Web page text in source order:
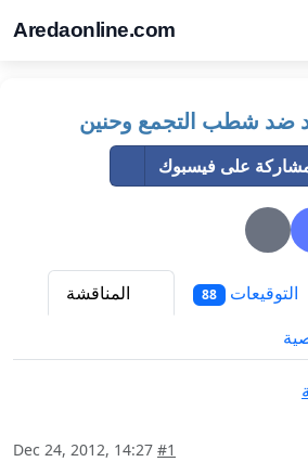
Aredaonline.com
ضد شطب التجمع وحنين
على فيسبوك
التوقيعات 88
المناقشة
#1